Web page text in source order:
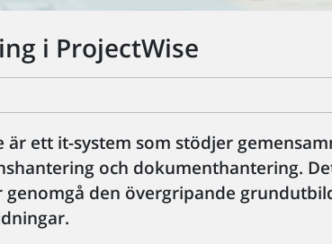
i ProjectWise
är ett it-system som stödjer
och dokumenthantering.
genomgå den övergripande